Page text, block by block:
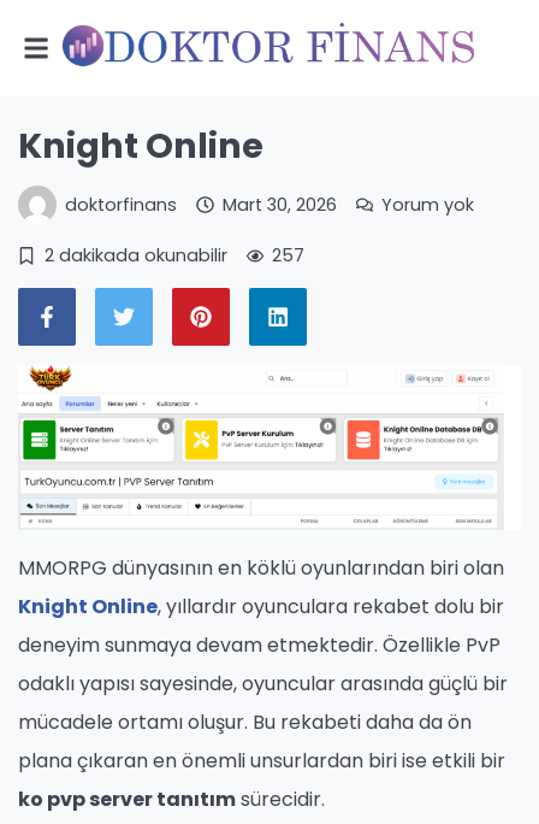
Knight Online
doktorfinans Mart 30, 2026 Yorum yok
2 dakikada okunabilir 257
MMORPG dünyasının en köklü oyunlarından biri olan
Knight Online, yıllardır oyunculara rekabet dolu bir
deneyim sunmaya devam etmektedir. Özellikle PvP
odaklı yapısı sayesinde, oyuncular arasında güçlü bir
mücadele ortamı oluşur. Bu rekabeti daha da ön
plana çıkaran en önemli unsurlardan biri ise etkili bir
ko pvp server tanıtımsürecidir.